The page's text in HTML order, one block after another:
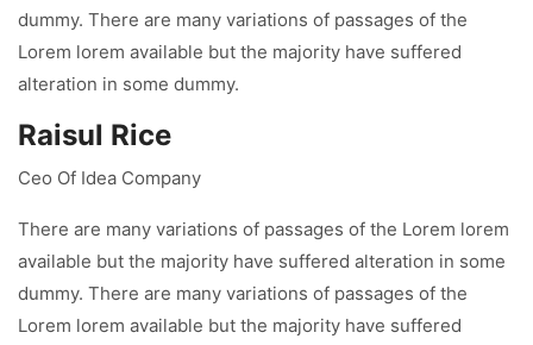
dummy. There are many variations of passages of the
Lorem lorem available but the majority have suffered
alteration in some dummy.
Raisul Rice
Ceo Of Idea Company
There are many variations of passages of the Lorem lorem
available but the majority have suffered alteration in some
dummy. There are many variations of passages of the
Lorem lorem available but the majority have suffered